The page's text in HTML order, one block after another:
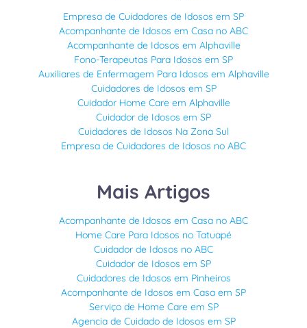
Empresa de Cuidadores de Idosos em SP
Acompanhante de Idosos em Casa no ABC
Acompanhante de Idosos em Alphaville
Fono-Terapeutas Para Idosos em SP
Auxiliares de Enfermagem Para Idosos em Alphaville
Cuidadores de Idosos em SP
Cuidador Home Care em Alphaville
Cuidador de Idosos em SP
Cuidadores de Idosos Na Zona Sul
Empresa de Cuidadores de Idosos no ABC
Mais Artigos
Acompanhante de Idosos em Casa no ABC
Home Care Para Idosos no Tatuapé
Cuidador de Idosos no ABC
Cuidador de Idosos em SP
Cuidadores de Idosos em Pinheiros
Acompanhante de Idosos em Casa em SP
Serviço de Home Care em SP
Agencia de Cuidado de Idosos em SP